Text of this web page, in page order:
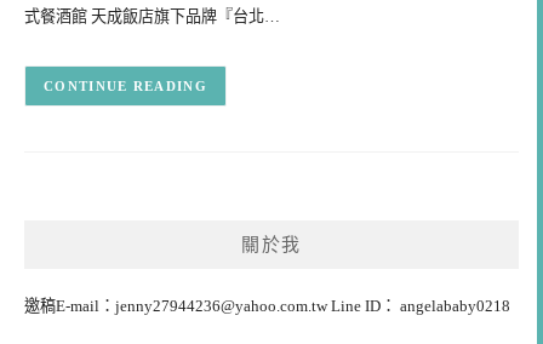
式餐酒館 天成飯店旗下品牌『台北…
CONTINUE READING
關於我
邀稿E-mail： jenny27944236@yahoo.com.twLine ID： angelababy0218